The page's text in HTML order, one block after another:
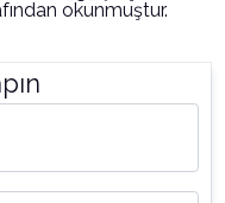
okunmuştur.